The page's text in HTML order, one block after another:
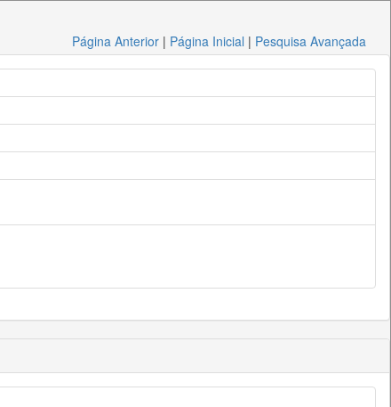
Página Anterior | Página Inicial | Pesquisa Avançada